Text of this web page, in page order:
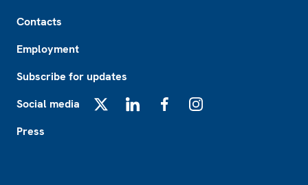
Contacts
Employment
Subscribe for updates
Social media
Press